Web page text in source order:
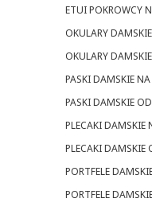
ETUI POKROWCY
OKULARY
OKULARY
PASKI DAMSKIE
PASKI DAMSKIE
PLECAKI
PLECAKI DAMSKIE
PORTFELE
PORTFELE